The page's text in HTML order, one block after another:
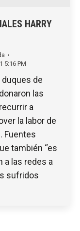
HARRY
5:16 PM
duques de
las
a
la labor de
Fuentes
también “es
a las redes a
sufridos